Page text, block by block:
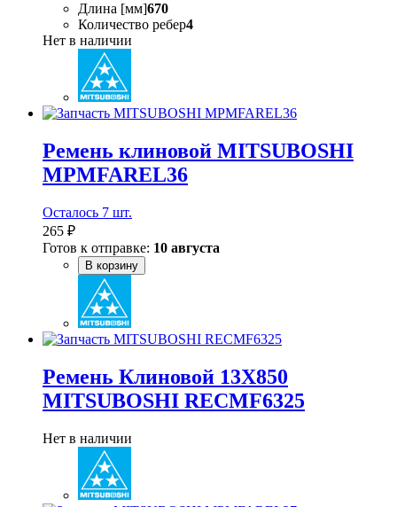
Длина [мм]670
Количество ребер4
Нет в наличии
Ремень клиновой MITSUBOSHI
MPMFAREL36
Осталось 7 шт.
265 ₽
Готов к отправке: 10 августа
В корзину
Ремень Клиновой 13X850
MITSUBOSHI RECMF6325
Нет в наличии